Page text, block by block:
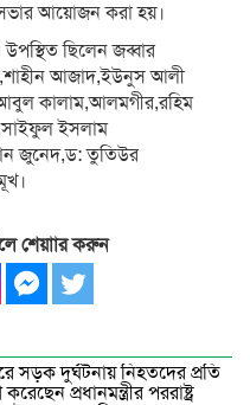
আয়োজন করা হয়।
ছিলেন জব্বার
আজাদ,ইউনুস আলী
কালাম,আলমগীর,রহিম
ইসলাম
জুনেদ,ড: তুতিউর
শেয়াার করুন
সড়ক দুর্ঘটনায় নিহতদের প্রতি
প্রধানমন্ত্রীর পররাষ্ট্র